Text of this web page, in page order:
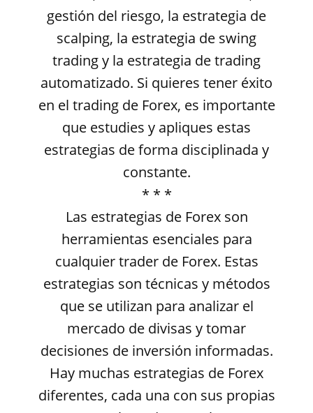
gestión del riesgo, la estrategia de
scalping, la estrategia de swing
trading y la estrategia de trading
automatizado. Si quieres tener éxito
en el trading de Forex, es importante
que estudies y apliques estas
estrategias de forma disciplinada y
constante.
* * *
Las estrategias de Forex son
herramientas esenciales para
cualquier trader de Forex. Estas
estrategias son técnicas y métodos
que se utilizan para analizar el
mercado de divisas y tomar
decisiones de inversión informadas.
Hay muchas estrategias de Forex
diferentes, cada una con sus propias